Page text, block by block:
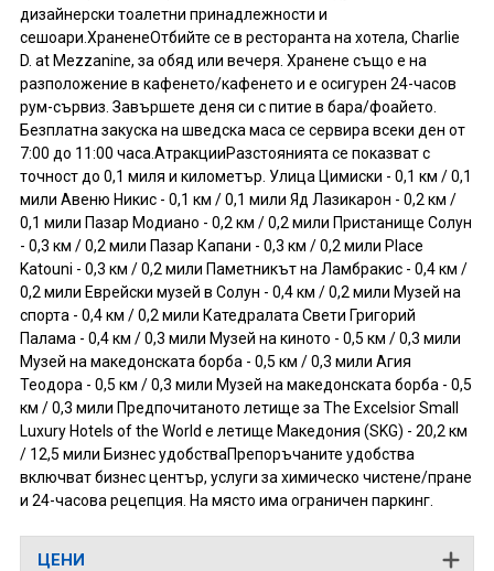
дизайнерски тоалетни принадлежности и
сешоари.ХраненеОтбийте се в ресторанта на хотела, Charlie
D. at Mezzanine, за обяд или вечеря. Хранене също е на
разположение в кафенето/кафенето и е осигурен 24-часов
рум-сървиз. Завършете деня си с питие в бара/фоайето.
Безплатна закуска на шведска маса се сервира всеки ден от
7:00 до 11:00 часа.АтракцииРазстоянията се показват с
точност до 0,1 миля и километър. Улица Цимиски - 0,1 км / 0,1
мили Авеню Никис - 0,1 км / 0,1 мили Яд Лазикарон - 0,2 км /
0,1 мили Пазар Модиано - 0,2 км / 0,2 мили Пристанище Солун
- 0,3 км / 0,2 мили Пазар Капани - 0,3 км / 0,2 мили Place
Katouni - 0,3 км / 0,2 мили Паметникът на Ламбракис - 0,4 км /
0,2 мили Еврейски музей в Солун - 0,4 км / 0,2 мили Музей на
спорта - 0,4 км / 0,2 мили Катедралата Свети Григорий
Палама - 0,4 км / 0,3 мили Музей на киното - 0,5 км / 0,3 мили
Музей на македонската борба - 0,5 км / 0,3 мили Агия
Теодора - 0,5 км / 0,3 мили Музей на македонската борба - 0,5
км / 0,3 мили Предпочитаното летище за The Excelsior Small
Luxury Hotels of the World е летище Македония (SKG) - 20,2 км
/ 12,5 мили Бизнес удобстваПрепоръчаните удобства
включват бизнес център, услуги за химическо чистене/пране
и 24-часова рецепция. На място има ограничен паркинг.
ЦЕНИ